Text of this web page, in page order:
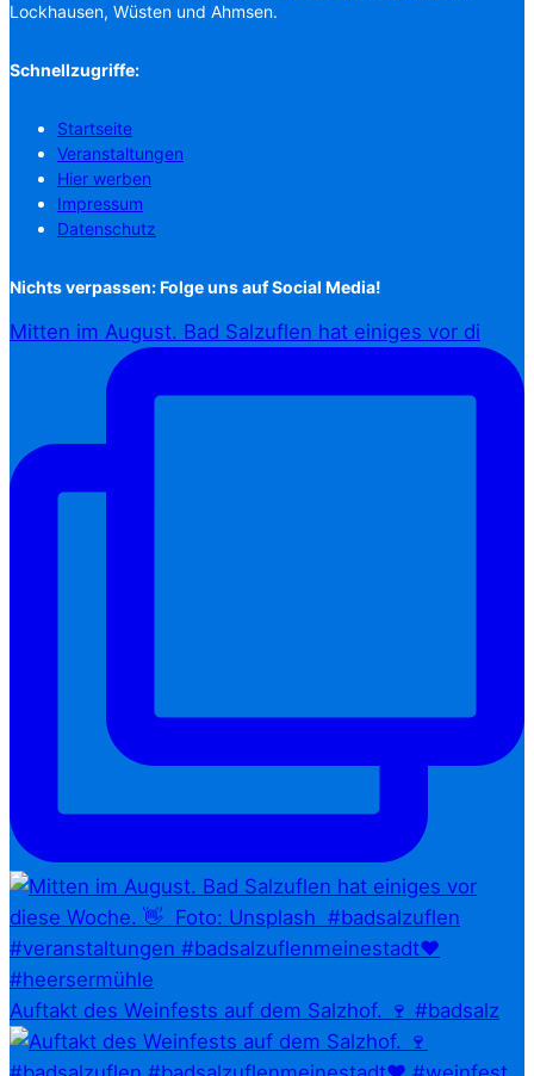
Lockhausen, Wüsten und Ahmsen.
Schnellzugriffe:
Startseite
Veranstaltungen
Hier werben
Impressum
Datenschutz
Nichts verpassen: Folge uns auf Social Media!
Mitten im August. Bad Salzuflen hat einiges vor di
Auftakt des Weinfests auf dem Salzhof. 🍷 #badsalz